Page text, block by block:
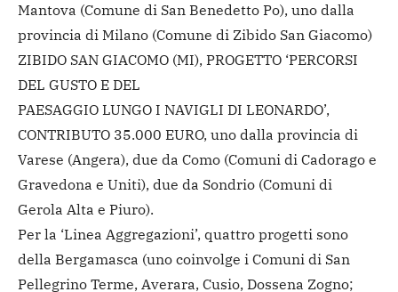
Mantova (Comune di San Benedetto Po), uno dalla
provincia di Milano (Comune di Zibido San Giacomo)
ZIBIDO SAN GIACOMO (MI), PROGETTO ‘PERCORSI
DEL GUSTO E DEL
PAESAGGIO LUNGO I NAVIGLI DI LEONARDO’,
CONTRIBUTO 35.000 EURO, uno dalla provincia di
Varese (Angera), due da Como (Comuni di Cadorago e
Gravedona e Uniti), due da Sondrio (Comuni di
Gerola Alta e Piuro).
Per la ‘Linea Aggregazioni’, quattro progetti sono
della Bergamasca (uno coinvolge i Comuni di San
Pellegrino Terme, Averara, Cusio, Dossena Zogno;